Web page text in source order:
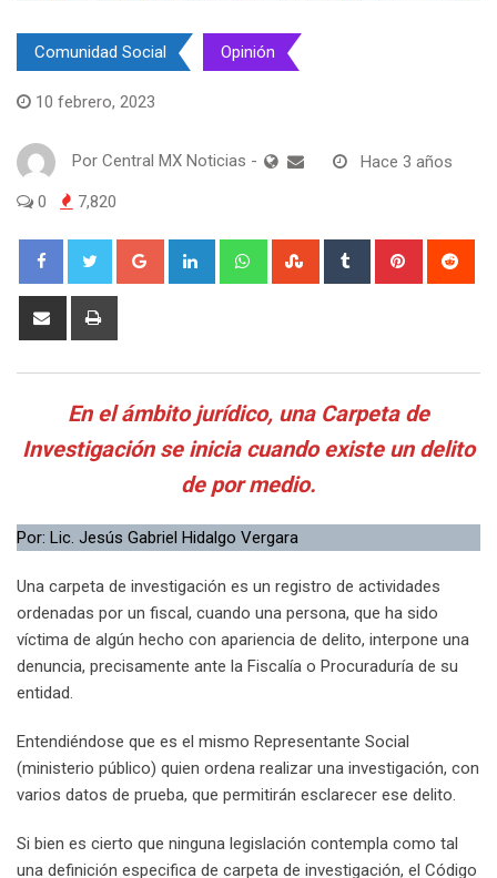
Comunidad Social Opinión
10 febrero, 2023
Por Central MX Noticias - Hace 3 años
0 7,820
Google+ LinkedIn WhatsappStumbleUpon
Tumblr Pinterest
Share
En el ámbito jurídico, una Carpeta de
Investigación se inicia cuando existe un delito
de por medio.
Por: Lic. Jesús Gabriel Hidalgo Vergara
Una carpeta de investigación es un registro de actividades
ordenadas por un fiscal, cuando una persona, que ha sido
víctima de algún hecho con apariencia de delito, interpone una
denuncia, precisamente ante la Fiscalía o Procuraduría de su
entidad.
Entendiéndose que es el mismo Representante Social
(ministerio público) quien ordena realizar una investigación, con
varios datos de prueba, que permitirán esclarecer ese delito.
Si bien es cierto que ninguna legislación contempla como tal
una definición especifica de carpeta de investigación, el Código